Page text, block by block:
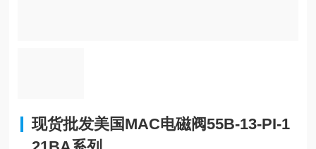
现货批发美国MAC电磁阀55B-13-PI-1